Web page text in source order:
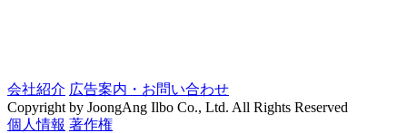
会社紹介 広告案内・お問い合わせ
Copyright by JoongAng Ilbo Co., Ltd. All Rights Reserved
個人情報 著作権